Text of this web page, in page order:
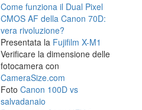
Come funziona il Dual Pixel
CMOS AF della Canon 70D:
vera rivoluzione?
Presentata la Fujifilm X-M1
Verificare la dimensione delle
fotocamera con
CameraSize.com
FotoCanon 100D vs
salvadanaio